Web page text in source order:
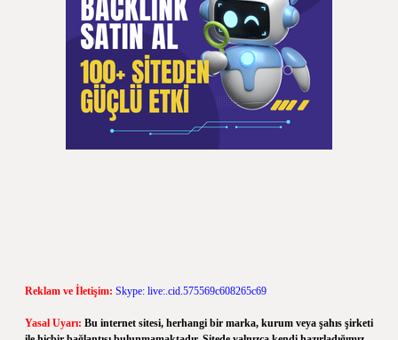
Reklam ve İletişim: Skype: live:.cid.575569c608265c69
Yasal Uyarı: Bu internet sitesi, herhangi bir marka, kurum veya şahıs şirketi